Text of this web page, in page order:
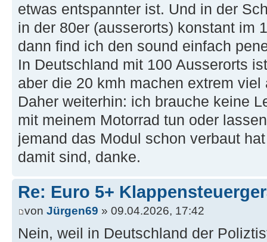
etwas entspannter ist. Und in der
in der 80er (ausserorts) konstant im
dann find ich den sound einfach
In Deutschland mit 100 Ausserorts
aber die 20 kmh machen extrem viel
Daher weiterhin: ich brauche keine
mit meinem Motorrad tun oder
jemand das Modul schon verbaut
damit sind, danke.
Re: Euro 5+
von Jürgen69 » 09.04.2026, 17:42
Nein, weil in Deutschland der